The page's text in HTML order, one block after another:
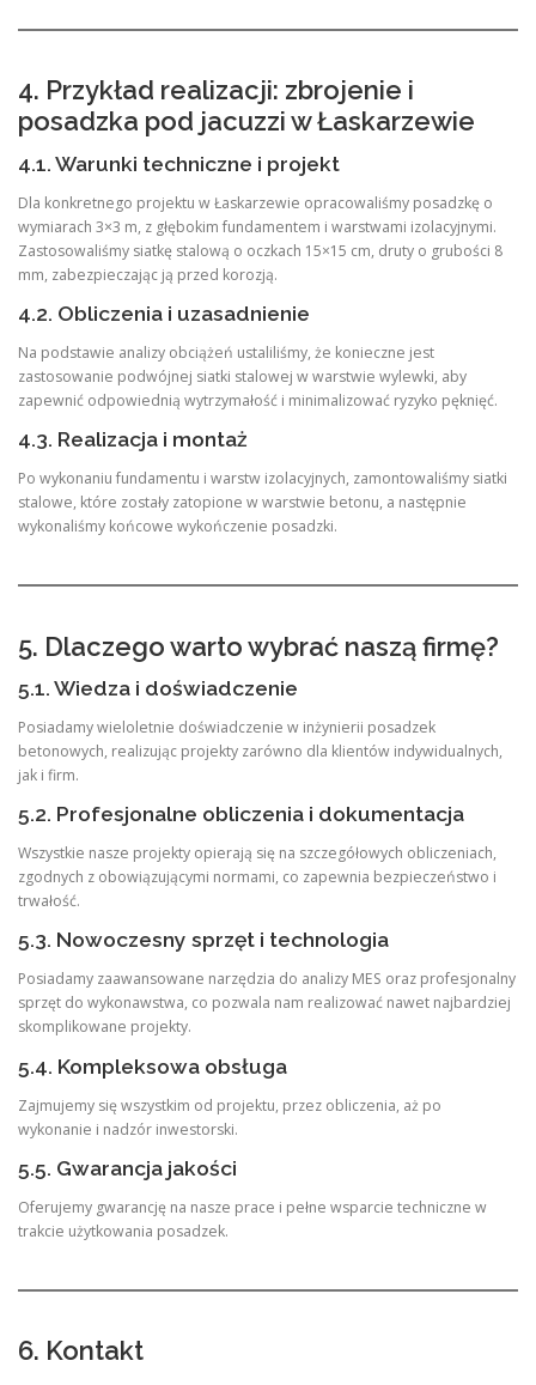
4. Przykład realizacji: zbrojenie i
posadzka pod jacuzzi w Łaskarzewie
4.1. Warunki techniczne i projekt
Dla konkretnego projektu w Łaskarzewie opracowaliśmy posadzkę o
wymiarach 3×3 m, z głębokim fundamentem i warstwami izolacyjnymi.
Zastosowaliśmy siatkę stalową o oczkach 15×15 cm, druty o grubości 8
mm, zabezpieczając ją przed korozją.
4.2. Obliczenia i uzasadnienie
Na podstawie analizy obciążeń ustaliliśmy, że konieczne jest
zastosowanie podwójnej siatki stalowej w warstwie wylewki, aby
zapewnić odpowiednią wytrzymałość i minimalizować ryzyko pęknięć.
4.3. Realizacja i montaż
Po wykonaniu fundamentu i warstw izolacyjnych, zamontowaliśmy siatki
stalowe, które zostały zatopione w warstwie betonu, a następnie
wykonaliśmy końcowe wykończenie posadzki.
5. Dlaczego warto wybrać naszą firmę?
5.1. Wiedza i doświadczenie
Posiadamy wieloletnie doświadczenie w inżynierii posadzek
betonowych, realizując projekty zarówno dla klientów indywidualnych,
jak i firm.
5.2. Profesjonalne obliczenia i dokumentacja
Wszystkie nasze projekty opierają się na szczegółowych obliczeniach,
zgodnych z obowiązującymi normami, co zapewnia bezpieczeństwo i
trwałość.
5.3. Nowoczesny sprzęt i technologia
Posiadamy zaawansowane narzędzia do analizy MES oraz profesjonalny
sprzęt do wykonawstwa, co pozwala nam realizować nawet najbardziej
skomplikowane projekty.
5.4. Kompleksowa obsługa
Zajmujemy się wszystkim od projektu, przez obliczenia, aż po
wykonanie i nadzór inwestorski.
5.5. Gwarancja jakości
Oferujemy gwarancję na nasze prace i pełne wsparcie techniczne w
trakcie użytkowania posadzek.
6. Kontakt